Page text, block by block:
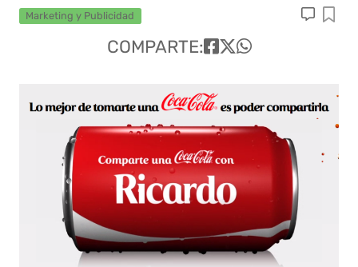
Marketing y Publicidad
COMPARTE: